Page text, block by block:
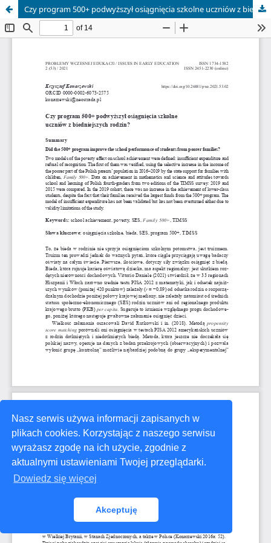
Nasz serwis używa informacji zapisanych w
plikach cookies. Korzystając z naszego serwisu
wyrażasz zgodę na ich użycie, zgodnie z
aktualnymi ustawieniami Twojej przeglądarki.
Dowiedz się więcej
Akceptuję
Czy program 500+ podwyższył osiągnięcia szkolne uczniów z biedniejszych rodzin?